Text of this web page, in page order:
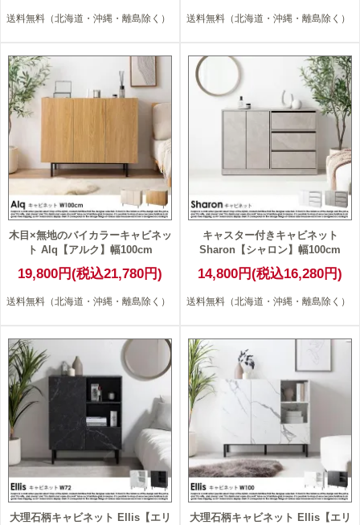
送料無料（北海道・沖縄・離島除く） 送料無料（北海道・沖縄・離島除く）
木目×無地のバイカラーキャビネッ
ト Alq【アルク】幅100cm
19,800円(税込21,780円)
送料無料（北海道・沖縄・離島除く）
キャスター付きキャビネット
Sharon【シャロン】幅100cm
14,800円(税込16,280円)
送料無料（北海道・沖縄・離島除く）
大理石柄キャビネット Ellis【エリ
大理石柄キャビネット Ellis【エリ